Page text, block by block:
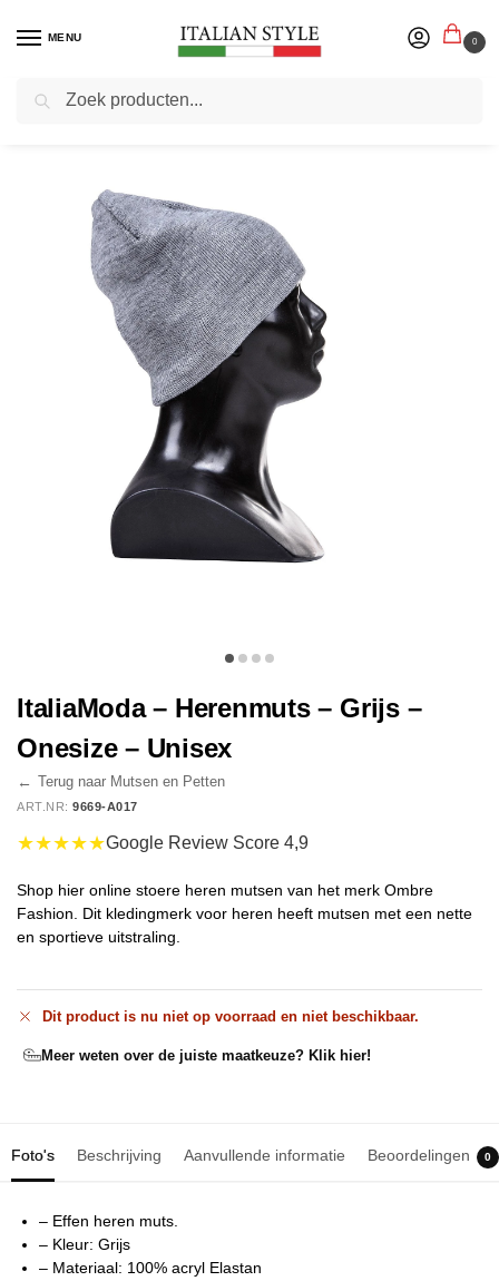
MENU 0
Home Herenmode / Mutsen en Petten
ItaliaModa – Herenmuts – Grijs –
Onesize – Unisex
← Terug naar Mutsen en Petten
ART.NR: 9669-A017
★★★★★Google Review Score 4,9
Shop hier online stoere heren mutsen van het merk Ombre
Fashion. Dit kledingmerk voor heren heeft mutsen met een nette
en sportieve uitstraling.
Dit product is nu niet op voorraad en niet beschikbaar.
Meer weten over de juiste maatkeuze? Klik hier!
Foto's Beschrijving Aanvullende informatie Beoordelingen 0
– Effen heren muts.
– Kleur: Grijs
– Materiaal: 100% acryl Elastan